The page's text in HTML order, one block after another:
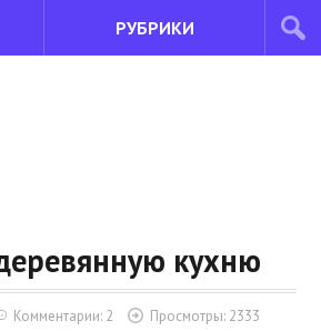
РУБРИКИ
кухню
Комментарии: 2 Просмотры: 2333